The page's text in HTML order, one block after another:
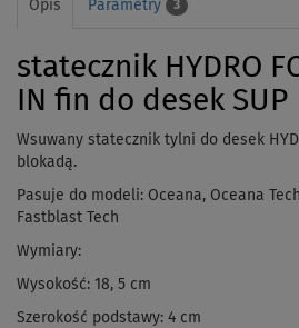
Opis Parametry 3
statecznik HYDRO
IN fin do desek SUP
Wsuwany statecznik tylni do desek
blokadą.
Pasuje do modeli: Oceana, Oceana
Fastblast Tech
Wymiary:
Wysokość: 18, 5 cm
Szerokość podstawy: 4 cm